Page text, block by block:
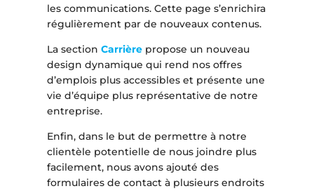
les communications. Cette page s’enrichira
régulièrement par de nouveaux contenus.
La sectionCarrière propose un nouveau
design dynamique qui rend nos offres
d’emplois plus accessibles et présente une
vie d’équipe plus représentative de notre
entreprise.
Enfin, dans le but de permettre à notre
clientèle potentielle de nous joindre plus
facilement, nous avons ajouté des
formulaires de contact à plusieurs endroits